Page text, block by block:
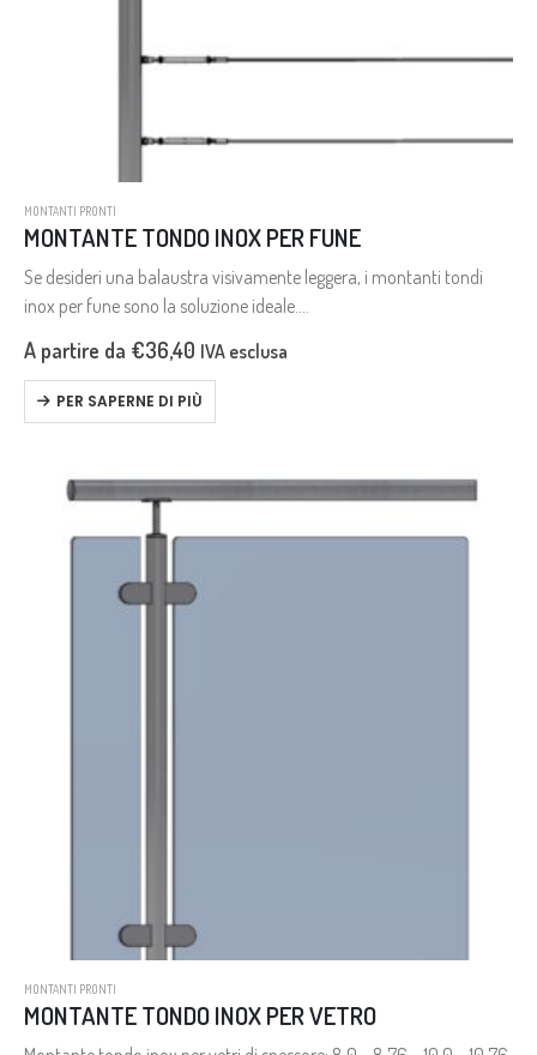
MONTANTI PRONTI
MONTANTE TONDO INOX PER FUNE
Se desideri una balaustra visivamente leggera, i montanti tondi
inox per fune sono la soluzione ideale.
spesso più economico rispetto ad altre…
A partire da €36,40 IVA esclusa
PER SAPERNE DI PIÙ
MONTANTI PRONTI
MONTANTE TONDO INOX PER VETRO